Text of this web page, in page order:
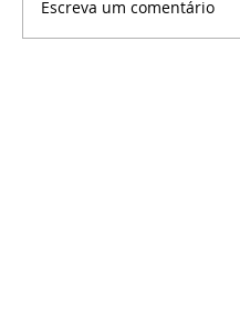
Escreva um comentário